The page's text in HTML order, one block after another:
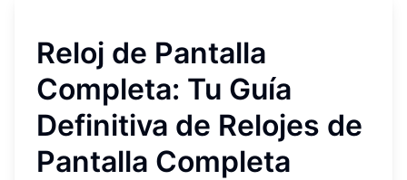
Reloj de Pantalla
Completa: Tu Guía
Definitiva de Relojes de
Pantalla Completa